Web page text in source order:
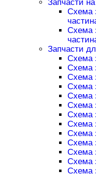
Запчасти
Схема
Схема
Запчасти
Схема
Схема
Схема
Схема
Схема
Схема
Схема
Схема
Схема
Схема
Схема
Схема
Схема